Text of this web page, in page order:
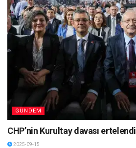
GÜNDEM
CHP’nin Kurultay davası ertelendi
2025-09-15